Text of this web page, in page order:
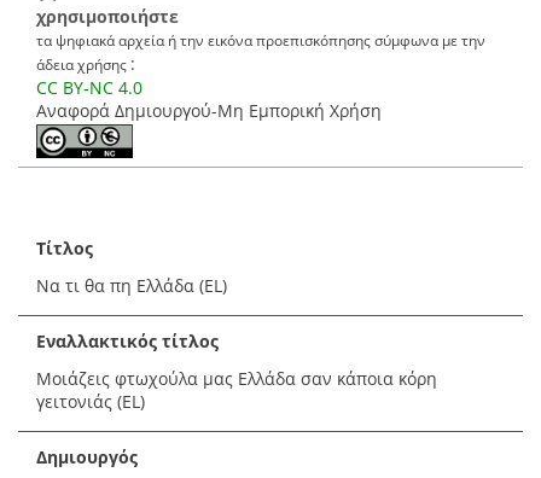
χρησιμοποιήστε
τα ψηφιακά αρχεία ή την εικόνα προεπισκόπησης σύμφωνα με την
άδεια χρήσης :
CC BY-NC 4.0
Αναφορά Δημιουργού-Μη Εμπορική Χρήση
Τίτλος
Να τι θα πη Ελλάδα (EL)
Εναλλακτικός τίτλος
Μοιάζεις φτωχούλα μας Ελλάδα σαν κάποια κόρη
γειτονιάς (EL)
Δημιουργός